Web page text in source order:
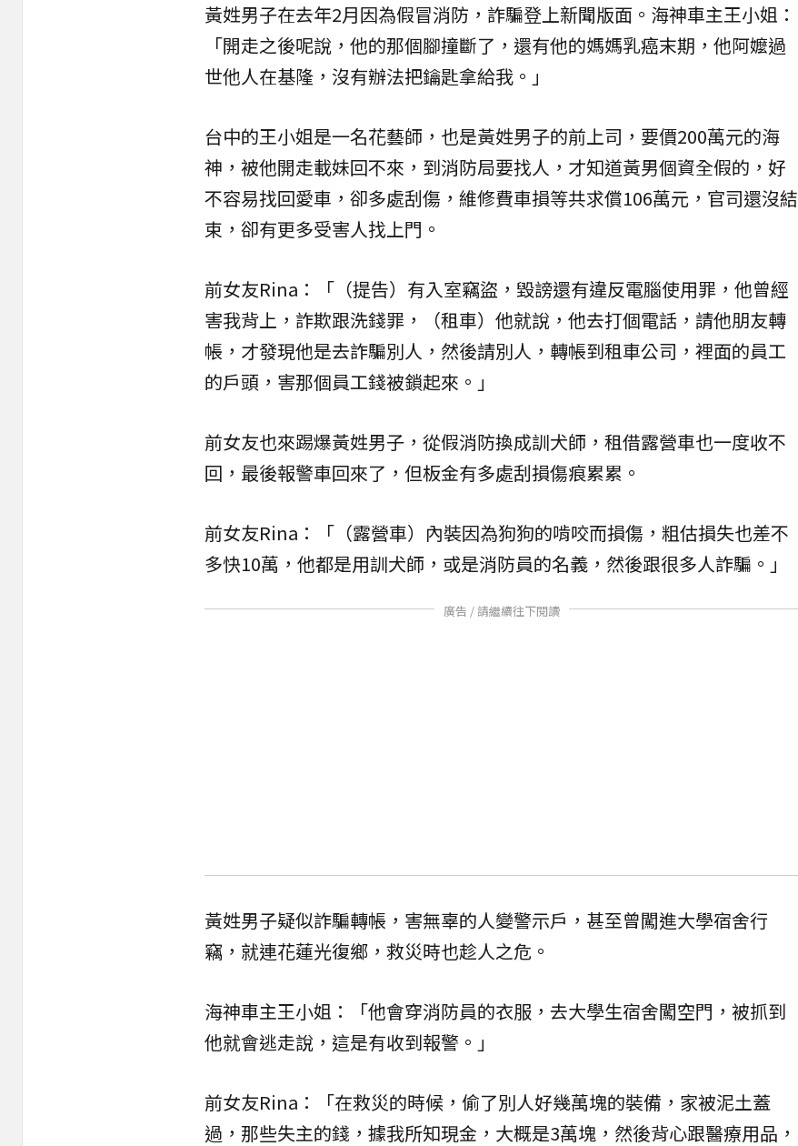
黃姓男子在去年2月因為假冒消防，詐騙登上新聞版面。海神車主王小姐：
「開走之後呢說，他的那個腳撞斷了，還有他的媽媽乳癌末期，他阿嬤過
世他人在基隆，沒有辦法把鑰匙拿給我。」
台中的王小姐是一名花藝師，也是黃姓男子的前上司，要價200萬元的海
神，被他開走載妹回不來，到消防局要找人，才知道黃男個資全假的，好
不容易找回愛車，卻多處刮傷，維修費車損等共求償106萬元，官司還沒結
束，卻有更多受害人找上門。
前女友Rina：「（提告）有入室竊盜，毀謗還有違反電腦使用罪，他曾經
害我背上，詐欺跟洗錢罪，（租車）他就說，他去打個電話，請他朋友轉
帳，才發現他是去詐騙別人，然後請別人，轉帳到租車公司，裡面的員工
的戶頭，害那個員工錢被鎖起來。」
前女友也來踢爆黃姓男子，從假消防換成訓犬師，租借露營車也一度收不
回，最後報警車回來了，但板金有多處刮損傷痕累累。
前女友Rina：「（露營車）內裝因為狗狗的啃咬而損傷，粗估損失也差不
多快10萬，他都是用訓犬師，或是消防員的名義，然後跟很多人詐騙。」
廣告 / 請繼續往下閱讀
黃姓男子疑似詐騙轉帳，害無辜的人變警示戶，甚至曾闖進大學宿舍行
竊，就連花蓮光復鄉，救災時也趁人之危。
海神車主王小姐：「他會穿消防員的衣服，去大學生宿舍闖空門，被抓到
他就會逃走說，這是有收到報警。」
前女友Rina：「在救災的時候，偷了別人好幾萬塊的裝備，家被泥土蓋
過，那些失主的錢，據我所知現金，大概是3萬塊，然後背心跟醫療用品，